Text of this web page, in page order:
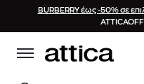
BURBERRY έως -50% σε